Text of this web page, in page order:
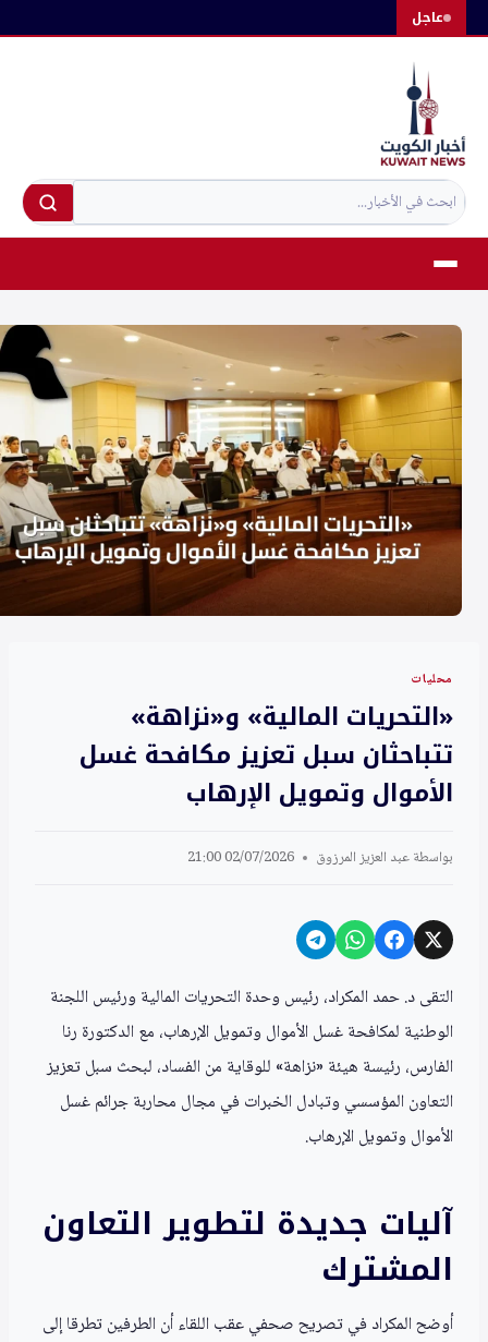
عاجلالتجاوز
محليات
«التحريات المالية» و«نزاهة»
تتباحثان سبل تعزيز مكافحة غسل
الأموال وتمويل الإرهاب
بواسطةعبد العزيز المرزوق 02/07/2026 21:00
التقى د. حمد المكراد، رئيس وحدة التحريات المالية ورئيس اللجنة
الوطنية لمكافحة غسل الأموال وتمويل الإرهاب، مع الدكتورة رنا
الفارس، رئيسة هيئة «نزاهة» للوقاية من الفساد، لبحث سبل تعزيز
التعاون المؤسسي وتبادل الخبرات في مجال محاربة جرائم غسل
الأموال وتمويل الإرهاب.
آليات جديدة لتطوير التعاون
المشترك
أوضح المكراد في تصريح صحفي عقب اللقاء أن الطرفين تطرقا إلى